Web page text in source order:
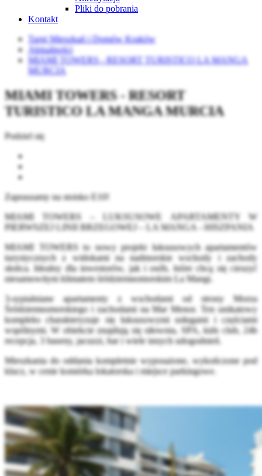
Pliki do pobrania
Kontakt
Targi Mieszkań i Domów Kraków
Aktualności
MIAMI TOWERS - RESORT TURISTICO LA MANGA
MURCIA
MIAMI TOWERS - RESORT
TURISTICO LA MANGA MURCIA
Podziel się
Zapraszamy na stoisko E10!
MIAMI TOWERS – LUKSUSOWE APARTAMENTY W
PIERWSZEJ LINII BRZEGOWEJ – LA MANGA - HISZPANIA
MIAMI TOWERS to nowy projekt luksusowych apartamentów
turystycznych z widokami na nadmorskie wschody i zachody
słońca. Idealny dla inwestorów, jak i osób, które chcą się cieszyć
niesamowitym klimatem śródziemnomorskim La Mangi.
3-sypialniane apartamenty z wschodami od strony Morza
Śródziemnomorskiego i zachodami na Mar Menor. Ten unikatowy
kompleks charakteryzuje się luksusowymi usługami i częściami
wspólnymi. W obiekcie znajdują się siłownia, SPA, kids club, 24h
recepcja, 3 baseny, jacuzzi, bar i wiele innych udogodnień.
Mieszkania do oddania kompletnie wyposażone, wykończone pod
klucz, w cenie komórka lokatorska i miejsce parkingowe.